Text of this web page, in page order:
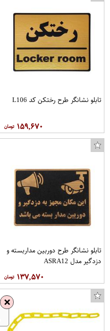
تابلو نشانگر طرح رختکن کد L106
۱۵۹,۶۷۰
تابلو نشانگر طرح دوربین مداربسته و
دزدگیر مدل ASRA12
۱۳۷,۵۷۰
❌